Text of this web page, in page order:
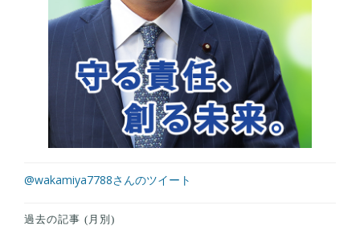
@wakamiya7788さんのツイート
過去の記事 (月別)